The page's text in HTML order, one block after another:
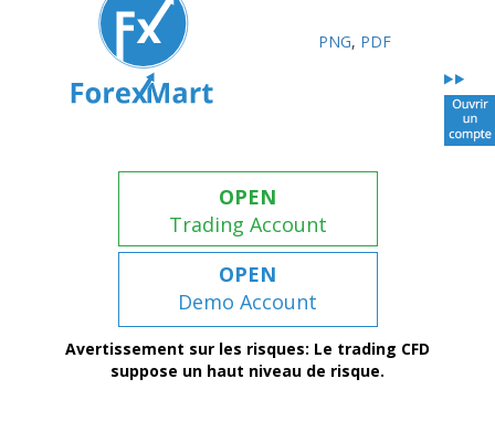
PNG, PDF
OPEN
Trading Account
OPEN
Demo Account
Avertissement sur les risques: Le trading CFD
suppose un haut niveau de risque.